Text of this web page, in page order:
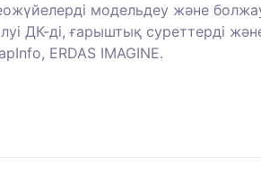
модельдеу және
ДК-ді, ғарыштық суреттерді
ERDAS IMAGINE.